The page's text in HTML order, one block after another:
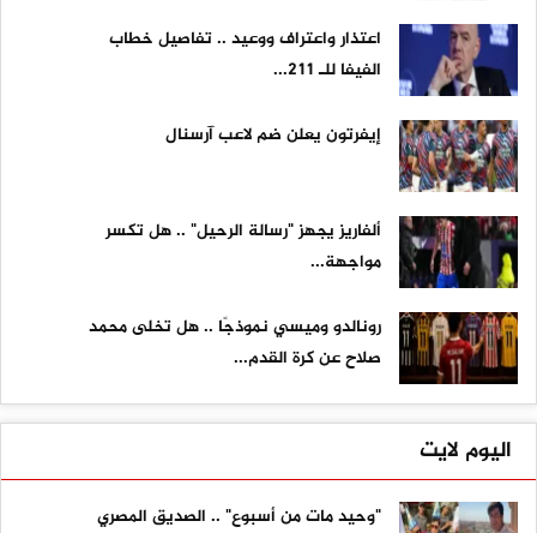
اعتذار واعتراف ووعيد .. تفاصيل خطاب
الفيفا للـ 211...
إيفرتون يعلن ضم لاعب آرسنال
ألفاريز يجهز "رسالة الرحيل" .. هل تكسر
مواجهة...
رونالدو وميسي نموذجًا .. هل تخلى محمد
صلاح عن كرة القدم...
اليوم لايت
"وحيد مات من أسبوع" .. الصديق المصري